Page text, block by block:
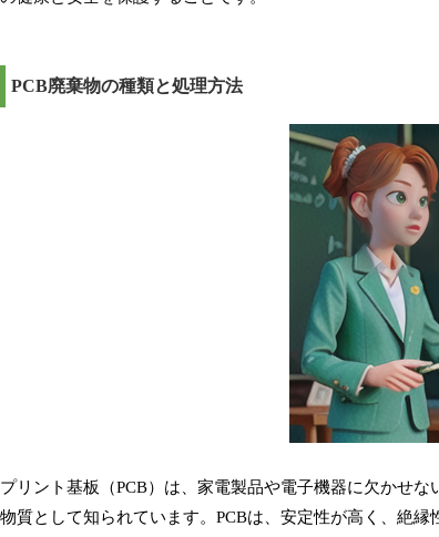
PCB廃棄物の種類と処理方法
プリント基板（PCB）は、家電製品や電子機器に欠かせ
物質として知られています。PCBは、安定性が高く、絶